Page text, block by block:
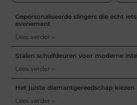
Gepersonaliseerde slingers die echt
evenement
Lees verder »
Stalen schuifdeuren voor moderne
Lees verder »
Het juiste diamantgereedschap kiezen
Lees verder »